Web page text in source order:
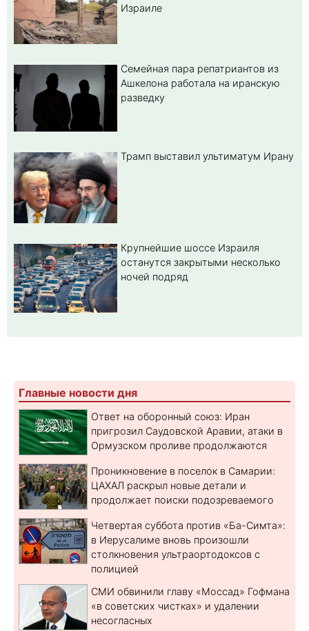
Израиле
Семейная пара репатриантов из
Ашкелона работала на иранскую
разведку
Трамп выставил ультиматум Ирану
Крупнейшие шоссе Израиля
останутся закрытыми несколько
ночей подряд
Главные новости дня
Ответ на оборонный союз: Иран
пригрозил Саудовской Аравии, атаки в
Ормузском проливе продолжаются
Проникновение в поселок в Самарии:
ЦАХАЛ раскрыл новые детали и
продолжает поиски подозреваемого
Четвертая суббота против «Ба-Симта»:
в Иерусалиме вновь произошли
столкновения ультраортодоксов с
полицией
СМИ обвинили главу «Моссад» Гофмана
«в советских чистках» и удалении
несогласных